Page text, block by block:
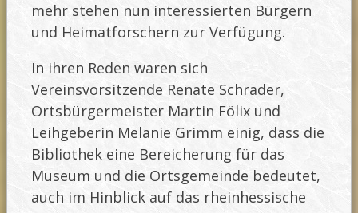
mehr stehen nun interessierten Bürgern
und Heimatforschern zur Verfügung.
In ihren Reden waren sich
Vereinsvorsitzende Renate Schrader,
Ortsbürgermeister Martin Fölix und
Leihgeberin Melanie Grimm einig, dass die
Bibliothek eine Bereicherung für das
Museum und die Ortsgemeinde bedeutet,
auch im Hinblick auf das rheinhessische